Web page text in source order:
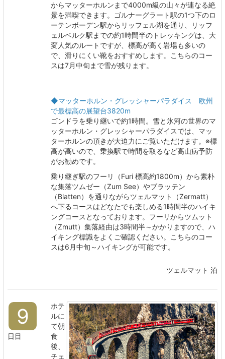
からマッターホルンまで4000m級の山々が連なる絶
景を満喫できます。ゴルナーグラート駅の1つ下のロ
ーテンボーデン駅からリッフェル湖を通り、リッフ
ェルベルク駅までの約1時間半のトレッキングは、大
変人気のルートですが、標高が高く岩場も多いの
で、滑りにくい靴をおすすめします。こちらのコー
スは7月中旬まで雪が残ります。
◆マッターホルン・グレッシャーパラダイス 欧州
で最標高の展望台3820m
ゴンドラを乗り継いで約1時間。雪と氷河の世界のマ
ッターホルン・グレッシャーパラダイスでは、マッ
ターホルンの頂きが大迫力にご覧いただけます。※標
高が高いので、乗換駅で時間を取るなど高山病予防
がお勧めです。
乗り継ぎ駅のフーリ（Furi 標高約1800m）から素朴
な集落ツムゼー（Zum See）やブラッテン
（Blatten）を通りながらツェルマット（Zermatt）
へ下るコースはどなたでも楽しめる1時間半のハイキ
ングコースとなっております。フーリからツムット
（Zmutt）集落経由は3時間半～かかりますので、ハ
イキング標識をよくご確認ください。こちらのコー
スは6月中旬～ハイキングが可能です。
ツェルマット 泊
9
日目
ホテ
ルに
て朝
食
後、
チェ